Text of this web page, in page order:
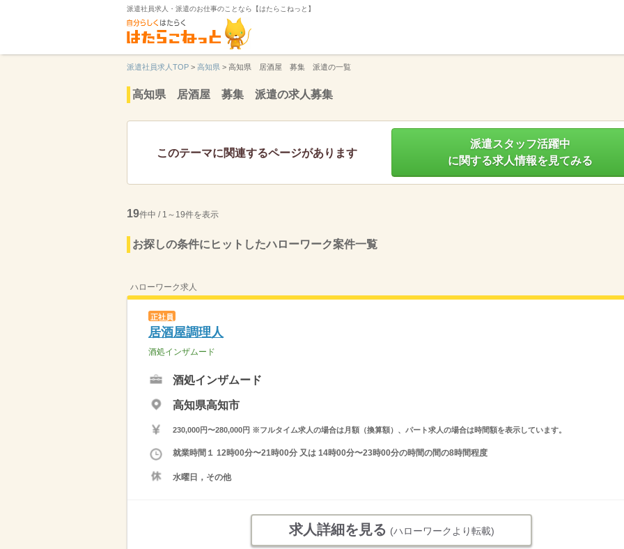
派遣社員求人・派遣のお仕事のことなら【はたらこねっと】
派遣社員求人TOP > 高知県 > 高知県 居酒屋 募集 派遣の一覧
高知県 居酒屋 募集 派遣の求人募集
このテーマに関連するページがあります
派遣スタッフ活躍中
に関する求人情報を見てみる
19件中 / 1～19件を表示
お探しの条件にヒットしたハローワーク案件一覧
ハローワーク求人
正社員
居酒屋調理人
酒処インザムード
酒処インザムード
高知県高知市
230,000円〜280,000円 ※フルタイム求人の場合は月額（換算額）、パート求人の場合は時間額を表示しています。
就業時間１ 12時00分〜21時00分 又は 14時00分〜23時00分の時間の間の8時間程度
水曜日，その他
求人詳細を見る (ハローワークより転載)